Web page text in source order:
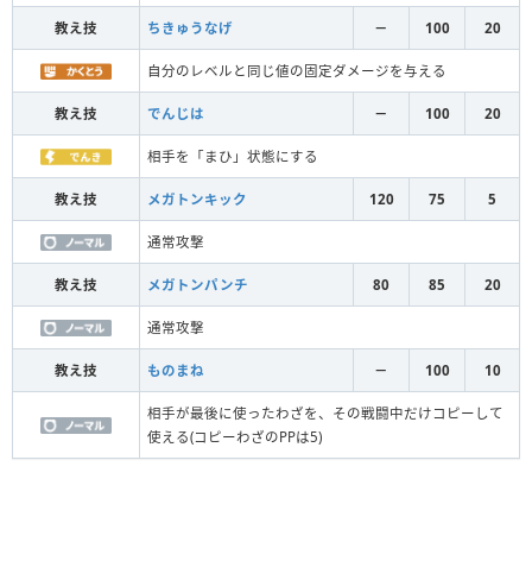
教え技 ちきゅうなげ － 100 20
自分のレベルと同じ値の固定ダメージを与える
教え技 でんじは － 100 20
相手を「まひ」状態にする
教え技 メガトンキック 120 75 5
通常攻撃
教え技 メガトンパンチ 80 85 20
通常攻撃
教え技 ものまね － 100 10
相手が最後に使ったわざを、その戦闘中だけコピーして
使える(コピーわざのPPは5)